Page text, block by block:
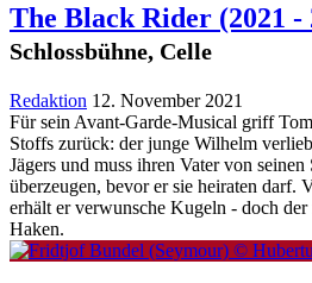
The Black Rider (2021 -
Schlossbühne, Celle
Redaktion 12. November 2021
Für sein Avant-Garde-Musical griff
Stoffs zurück: der junge Wilhelm
Jägers und muss ihren Vater von
überzeugen, bevor er sie heiraten darf.
erhält er verwunsche Kugeln - doch der
Haken.